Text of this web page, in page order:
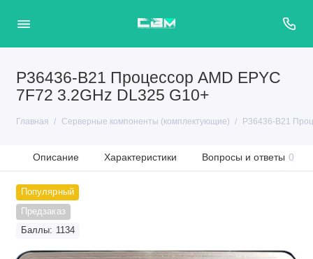
P36436-B21 Процессор AMD EPYC
7F72 3.2GHz DL325 G10+
Главная Серверные компоненты (комплектующие) P36436-B21
Описание Характеристики Вопросы и ответы 0
Популярный
Предзаказ
Баллы: 1134